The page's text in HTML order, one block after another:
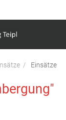
Einsätze